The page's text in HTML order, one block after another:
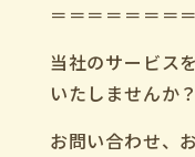
＝＝＝＝＝＝＝＝
当社のサービス
いたしませんか？
お問い合わせ、